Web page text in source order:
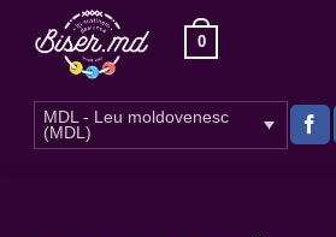
0
MDL - Leu moldovenesc
(MDL)